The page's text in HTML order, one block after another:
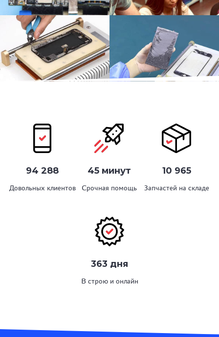
94 288
Довольных клиентов
45 минут
Срочная помощь
10 965
Запчастей на складе
363 дня
В строю и онлайн